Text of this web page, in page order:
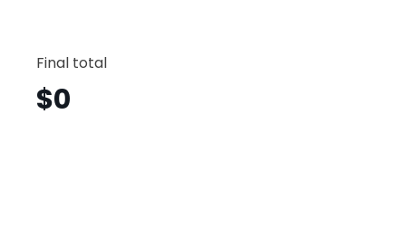
Final total
$0